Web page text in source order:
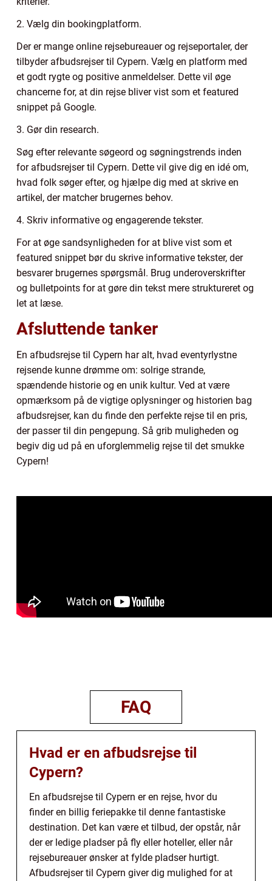
2. Vælg din bookingplatform.
Der er mange online rejsebureauer og rejseportaler, der
tilbyder afbudsrejser til Cypern. Vælg en platform med
et godt rygte og positive anmeldelser. Dette vil øge
chancerne for, at din rejse bliver vist som et featured
snippet på Google.
3. Gør din research.
Søg efter relevante søgeord og søgningstrends inden
for afbudsrejser til Cypern. Dette vil give dig en idé om,
hvad folk søger efter, og hjælpe dig med at skrive en
artikel, der matcher brugernes behov.
4. Skriv informative og engagerende tekster.
For at øge sandsynligheden for at blive vist som et
featured snippet bør du skrive informative tekster, der
besvarer brugernes spørgsmål. Brug underoverskrifter
og bulletpoints for at gøre din tekst mere struktureret og
let at læse.
Afsluttende tanker
En afbudsrejse til Cypern har alt, hvad eventyrlystne
rejsende kunne drømme om: solrige strande,
spændende historie og en unik kultur. Ved at være
opmærksom på de vigtige oplysninger og historien bag
afbudsrejser, kan du finde den perfekte rejse til en pris,
der passer til din pengepung. Så grib muligheden og
begiv dig ud på en uforglemmelig rejse til det smukke
Cypern!
FAQ
Hvad er en afbudsrejse til
Cypern?
En afbudsrejse til Cypern er en rejse, hvor du
finder en billig feriepakke til denne fantastiske
destination. Det kan være et tilbud, der opstår, når
der er ledige pladser på fly eller hoteller, eller når
rejsebureauer ønsker at fylde pladser hurtigt.
Afbudsrejser til Cypern giver dig mulighed for at